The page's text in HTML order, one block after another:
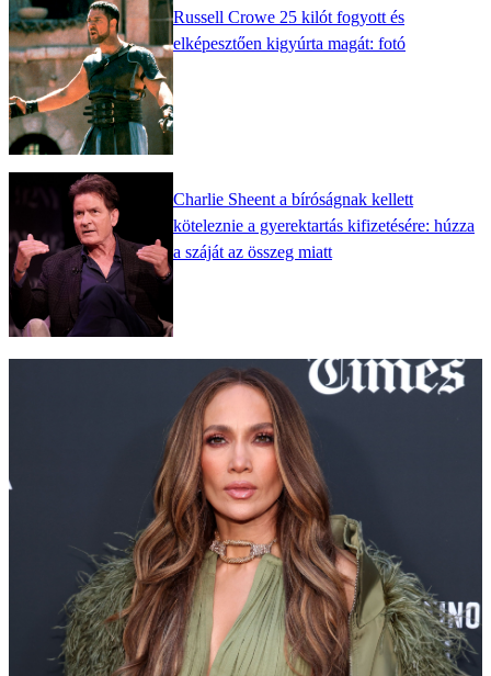
Russell Crowe 25 kilót fogyott és
elképesztően kigyúrta magát: fotó
Charlie Sheent a bíróságnak kellett
köteleznie a gyerektartás kifizetésére: húzza
a száját az összeg miatt